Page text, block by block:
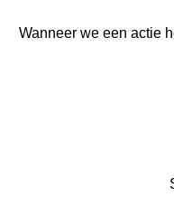
Wanneer we een actie